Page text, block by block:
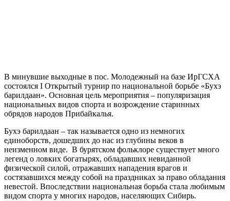
В минувшие выходные в пос. Молодежный на базе ИрГСХА
состоялся I Открытый турнир по национальной борьбе «Бухэ
барилдаан». Основная цель мероприятия – популяризация
национальных видов спорта и возрождение старинных
обрядов народов Прибайкалья.
Бухэ барилдаан – так называется одно из немногих
единоборств, дошедших до нас из глубины веков в
неизменном виде. В бурятском фольклоре существует много
легенд о ловких богатырях, обладавших невиданной
физической силой, отражавших нападения врагов и
состязавшихся между собой на праздниках за право обладания
невестой. Впоследствии национальная борьба стала любимым
видом спорта у многих народов, населяющих Сибирь.